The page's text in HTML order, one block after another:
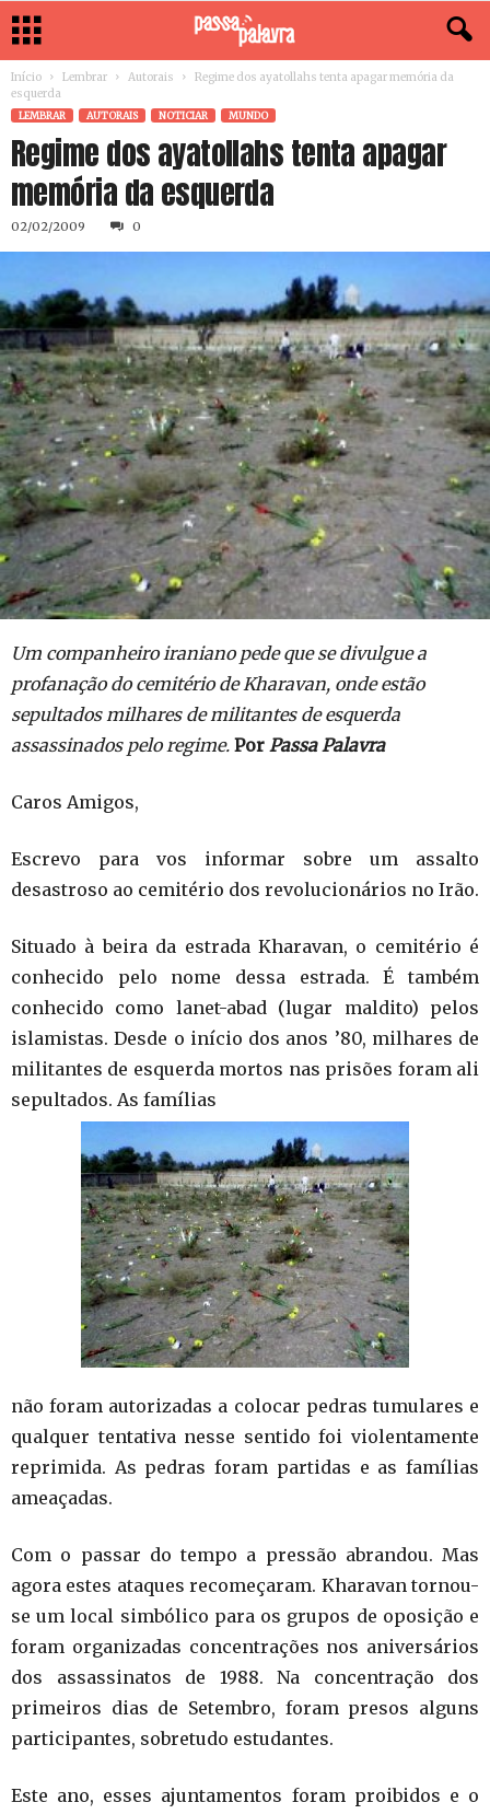
Início Lembrar Autorais
Regime dos ayatollahs tenta apagar memória da
esquerda
LEMBRAR AUTORAIS NOTICIAR MUNDO
Regime dos ayatollahs tenta apagar
memória da esquerda
02/02/2009 0
Um companheiro iraniano pede que se divulgue a
profanação do cemitério de Kharavan, onde estão
sepultados milhares de militantes de esquerda
assassinados pelo regime. Por Passa Palavra
Caros Amigos,
Escrevo para vos informar sobre um assalto
desastroso ao cemitério dos revolucionários no Irão.
Situado à beira da estrada Kharavan, o cemitério é
conhecido pelo nome dessa estrada. É também
conhecido como lanet-abad (lugar maldito) pelos
islamistas. Desde o início dos anos ’80, milhares de
militantes de esquerda mortos nas prisões foram ali
sepultados. As famílias
não foram autorizadas a colocar pedras tumulares e
qualquer tentativa nesse sentido foi violentamente
reprimida. As pedras foram partidas e as famílias
ameaçadas.
Com o passar do tempo a pressão abrandou. Mas
agora estes ataques recomeçaram. Kharavan tornou-
se um local simbólico para os grupos de oposição e
foram organizadas concentrações nos aniversários
dos assassinatos de 1988. Na concentração dos
primeiros dias de Setembro, foram presos alguns
participantes, sobretudo estudantes.
Este ano, esses ajuntamentos foram proibidos e o